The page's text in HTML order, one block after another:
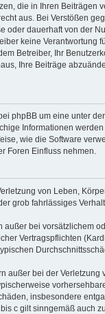
die in Ihren Beiträgen
aus. Bei Verstößen
oder dauerhaft von der
keine Verantwortung
Betreiber, Ihr
Ihre Beiträge
phpBB um eine unter der
Informationen
wie die Software
Foren Einfluss nehmen.
von Leben,
grob fahrlässiges
außer bei vorsätzlichem
Vertragspflichten
außer bei der
insbesondere
c gilt sinngemäß auch